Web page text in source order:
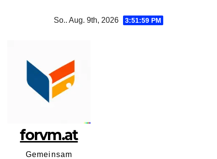
So.. Aug. 9th, 2026 3:51:59 PM
forvm.at
Gemeinsam